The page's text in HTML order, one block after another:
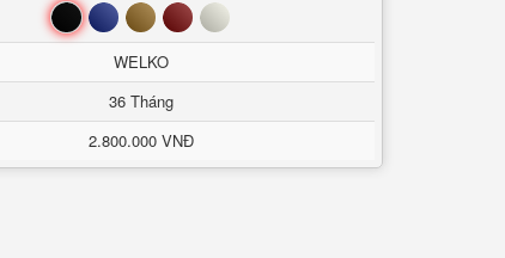
Đen Xanh Nâu Đỏ Trắng
WELKO
36 Tháng
2.800.000 VNĐ